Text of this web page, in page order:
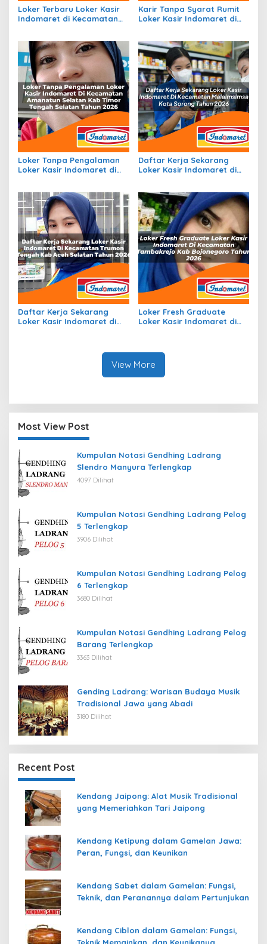
Loker Terbaru Loker Kasir
Indomaret di Kecamatan
2026
Karir Tanpa Syarat Rumit
Loker Kasir Indomaret di
2026
Loker Tanpa Pengalaman
Loker Kasir Indomaret di
Selatan Tahun 2026
Daftar Kerja Sekarang
Loker Kasir Indomaret di
Daftar Kerja Sekarang
Loker Kasir Indomaret di
Loker Fresh Graduate
Loker Kasir Indomaret di
View More
Most View Post
Kumpulan Notasi Gendhing Ladrang
Slendro Manyura Terlengkap
4097 Dilihat
Kumpulan Notasi Gendhing Ladrang Pelog
5 Terlengkap
3906 Dilihat
Kumpulan Notasi Gendhing Ladrang Pelog
6 Terlengkap
3680 Dilihat
Kumpulan Notasi Gendhing Ladrang Pelog
Barang Terlengkap
3363 Dilihat
Gending Ladrang: Warisan Budaya Musik
Tradisional Jawa yang Abadi
3180 Dilihat
Recent Post
Kendang Jaipong: Alat Musik Tradisional
yang Memeriahkan Tari Jaipong
Kendang Ketipung dalam Gamelan Jawa:
Peran, Fungsi, dan Keunikan
Kendang Sabet dalam Gamelan: Fungsi,
Teknik, dan Peranannya dalam Pertunjukan
Kendang Ciblon dalam Gamelan: Fungsi,
Teknik Memainkan, dan Keunikanya